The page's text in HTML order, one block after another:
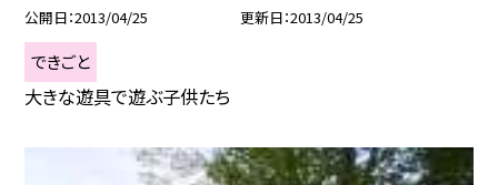
公開日 2013/04/25 更新日 2013/04/25
できごと
大きな遊具で遊ぶ子供たち